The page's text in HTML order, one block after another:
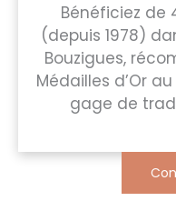
Bénéficiez de
(depuis 1978)
Bouzigues,
Médailles d’Or
gage de